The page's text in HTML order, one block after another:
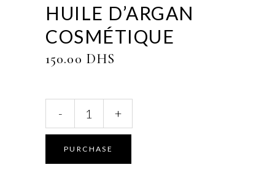
HUILE D’ARGAN
COSMÉTIQUE
150.00 DHS
Cosmétique
quantity
- +
PURCHASE